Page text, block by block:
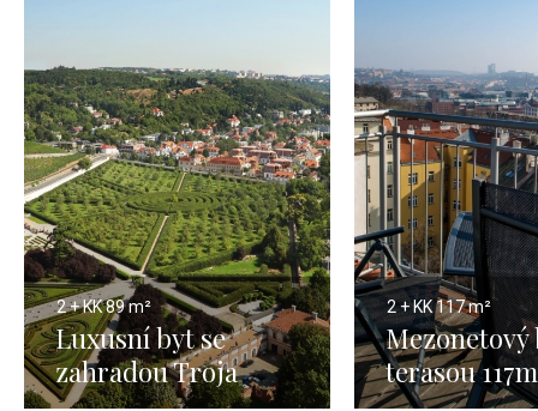
2 + KK89 m²
Luxusní byt se
zahradou Troja
2 + KK117 m²
Mezonetový
terasou 117m